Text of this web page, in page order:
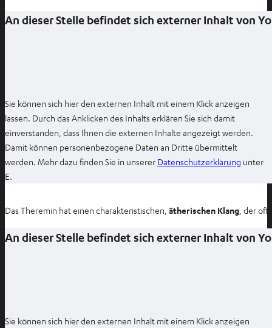
An dieser Stelle befindet sich externer Inhalt von
Sie können sich hier den externen Inhalt mit einem Klick anzeigen
lassen. Durch das Anklicken des Inhalts erklären Sie sich damit
einverstanden, dass Ihnen die externen Inhalte angezeigt werden.
Damit können personenbezogene Daten an Dritte übermittelt
werden. Mehr dazu finden Sie in unserer Datenschutzerklärung
e
f
unter
E.
Das Theremin hat einen charakteristischen, ätherischen Klang , der
An dieser Stelle befindet sich externer Inhalt von
Sie können sich hier den externen Inhalt mit einem Klick anzeigen